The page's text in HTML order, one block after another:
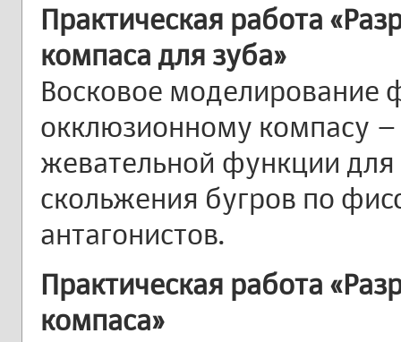
Практическая работа
компаса для зуба»
Восковое моделирование
окклюзионному компасу –
жевательной функции для
скольжения бугров по
антагонистов.
Практическая работа
компаса»